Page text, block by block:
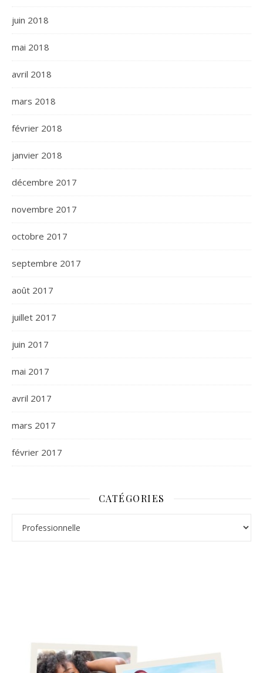
juin 2018
mai 2018
avril 2018
mars 2018
février 2018
janvier 2018
décembre 2017
novembre 2017
octobre 2017
septembre 2017
août 2017
juillet 2017
juin 2017
mai 2017
avril 2017
mars 2017
février 2017
CATÉGORIES